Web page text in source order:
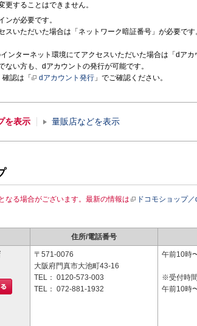
更することはできません。
ンが必要です。
スいただいた場合は「ネットワーク暗証番号」が必要で
ンターネット環境にてアクセスいただいた場合は「dア
ない方も、dアカウントの発行が可能です。
認は「
dアカウント発行 」でご確認ください。
を表示 量販店などを表示
なる場合がございます。最新の情報は ドコモショップ
住所/電話番号
〒571-0076
大阪府門真市大池町43-16
TEL： 0120-573-003
TEL： 072-881-1932
午前10時
※受付時間
午前10時